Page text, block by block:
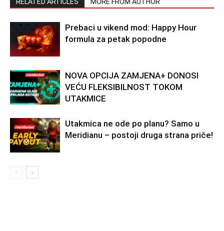
Prebaci u vikend mod: Happy Hour
formula za petak popodne
NOVA OPCIJA ZAMJENA+ DONOSI
VEĆU FLEKSIBILNOST TOKOM
UTAKMICE
Utakmica ne ode po planu? Samo u
Meridianu – postoji druga strana priče!